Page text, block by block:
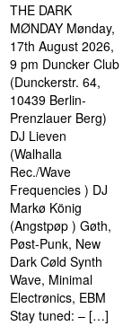
THE DARK
MØNDAY Mønday,
17th August 2026,
9 pm Duncker Club
(Dunckerstr. 64,
10439 Berlin-
Prenzlauer Berg)
DJ Lieven
(Walhalla
Rec./Wave
Frequencies ) DJ
Markø König
(Angstpøp ) Gøth,
Pøst-Punk, New
Dark Cøld Synth
Wave, Minimal
Electrønics, EBM
Stay tuned: – […]